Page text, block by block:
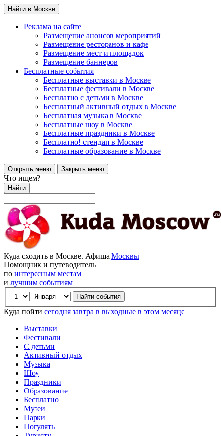
Найти в Москве
Реклама на сайте
Размещение анонсов мероприятий
Размещение ресторанов и кафе
Размещение мест и площадок
Размещение баннеров
Бесплатные события
Бесплатные выставки в Москве
Бесплатные фестивали в Москве
Бесплатно с детьми в Москве
Бесплатный активный отдых в Москве
Бесплатная музыка в Москве
Бесплатные шоу в Москве
Бесплатные праздники в Москве
Бесплатно! стендап в Москве
Бесплатные образование в Москве
Открыть меню Закрыть меню
Что ищем?
Найти
Куда сходить в Москве. Афиша Москвы
Помощник и путеводитель
по интересным местам
и лучшим событиям
Куда пойти сегодня завтра в выходные в этом месяце
Выставки
Фестивали
С детьми
Активный отдых
Музыка
Шоу
Праздники
Образование
Бесплатно
Музеи
Парки
Погулять